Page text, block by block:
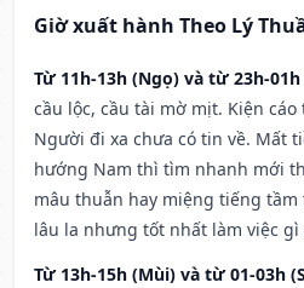
Giờ xuất hành Theo Lý
Từ 11h-13h (Ngọ) và từ 23h-01h
cầu lộc, cầu tài mờ mịt. Kiện
Người đi xa chưa có tin về. Mất
hướng Nam thì tìm nhanh mới
mâu thuẫn hay miệng tiếng tầm
lâu la nhưng tốt nhất làm việc gì
Từ 13h-15h (Mùi) và từ 01-03h